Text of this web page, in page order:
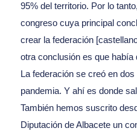
95% del territorio. Por lo
congreso cuya principal
crear la federación
otra conclusión es que había
La federación se creó en
pandemia. Y ahí es donde
También hemos suscrito
Diputación de Albacete un